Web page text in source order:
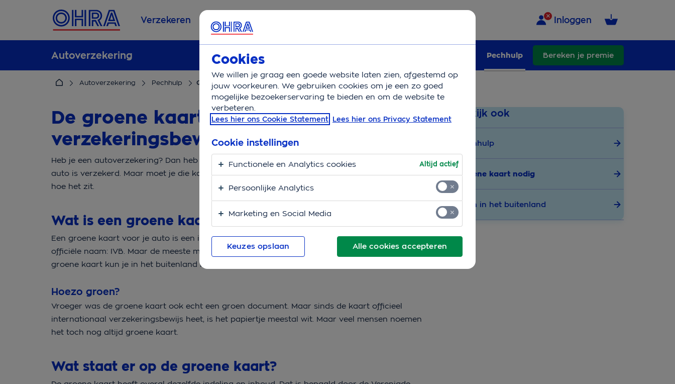
Verzekeren Service & Contact Inloggen
Autoverzekering Pechhulp Bereken je premie
Autoverzekering Pechhulp Groene kaart
De groene kaart is het
verzekeringsbewijs van je auto
Heb je een autoverzekering? Dan heb je ook een groene kaart. Dat is namelijk het bewijs dat je
auto is verzekerd. Maar moet je die kaart altijd bij je hebben? En is ie wel echt groen? Ontdek
hoe het zit.
Wat is een groene kaart?
Een groene kaart voor je auto is een internationaal verzekeringsbewijs (IVB). Dat is ook de
officiële naam: IVB. Maar de meeste mensen noemen het nog steeds de groene kaart. Met deze
groene kaart kun je in het buitenland laten zien dat je een
Hoezo groen?
Vroeger was de groene kaart ook echt een groen document. Maar sinds de kaart officieel
internationaal verzekeringsbewijs heet, is het papiertje meestal wit. Maar veel mensen noemen
het toch nog altijd groene kaart.
Wat staat er op de groene kaart?
Bekijk ook
Pechhulp
Groene kaart nodig
Pech in het buitenland
Cookies
We willen je graag een goede website laten zien, afgestemd op
jouw voorkeuren. We gebruiken cookies om je een zo goed
mogelijke bezoekerservaring te bieden en om de website te
verbeteren.
Lees hier ons Cookie Statement Lees hier ons Privacy Statement
Alle cookies accepteren
Cookie instellingen
Functionele en Analytics cookies Altijd actief
Persoonlijke Analytics
Marketing en Social Media
Keuzes opslaan